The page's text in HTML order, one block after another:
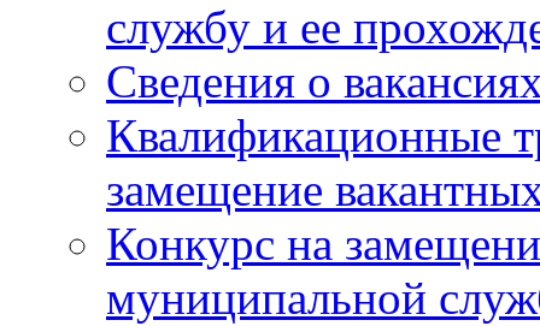
службу и ее
Сведения о
Квалификационные
замещение
Конкурс на
муниципальной